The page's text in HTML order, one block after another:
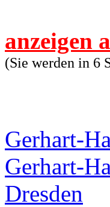
anzeigen
(Sie werden in 6
Gerhart-
Gerhart-
Dresden